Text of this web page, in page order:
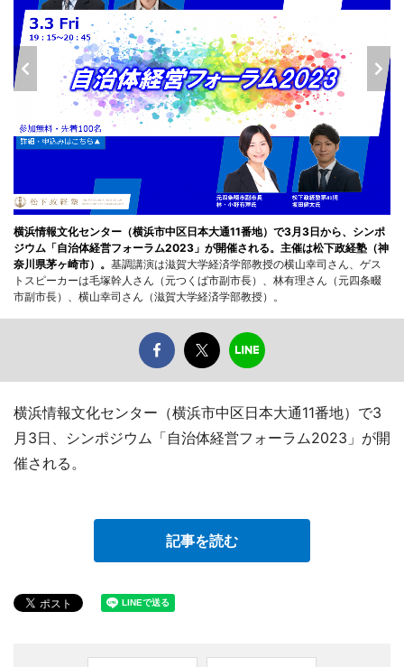
横浜情報文化センター（横浜市中区日本大通11番地）で3月3日から、シンポ
ジウム「自治体経営フォーラム2023」が開催される。主催は松下政経塾（神
奈川県茅ヶ崎市）。 基調講演は滋賀大学経済学部教授の横山幸司さん、ゲス
トスピーカーは毛塚幹人さん（元つくば市副市長）、林有理さん（元四条畷
市副市長）、横山幸司さん（滋賀大学経済学部教授）。
横浜情報文化センター（横浜市中区日本大通11番地）で3
月3日、シンポジウム「自治体経営フォーラム2023」が開
催される。
記事を読む